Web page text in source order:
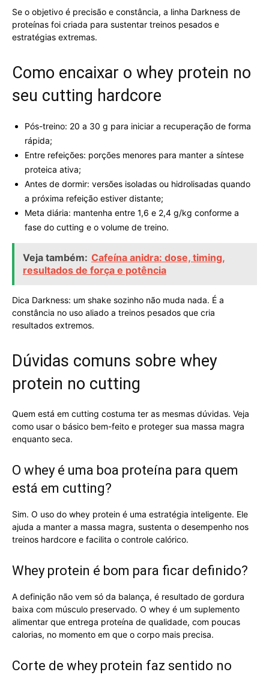
Se o objetivo é precisão e constância, a linha Darkness de
proteínas foi criada para sustentar treinos pesados e
estratégias extremas.
Como encaixar o whey protein no
seu cutting hardcore
Pós-treino: 20 a 30 g para iniciar a recuperação de forma
rápida;
Entre refeições: porções menores para manter a síntese
proteica ativa;
Antes de dormir: versões isoladas ou hidrolisadas quando
a próxima refeição estiver distante;
Meta diária: mantenha entre 1,6 e 2,4 g/kg conforme a
fase do cutting e o volume de treino.
Veja também: Cafeína anidra: dose, timing,
resultados de força e potência
Dica Darkness: um shake sozinho não muda nada. É a
constância no uso aliado a treinos pesados que cria
resultados extremos.
Dúvidas comuns sobre whey
protein no cutting
Quem está em cutting costuma ter as mesmas dúvidas. Veja
como usar o básico bem-feito e proteger sua massa magra
enquanto seca.
O whey é uma boa proteína para quem
está em cutting?
Sim. O uso do whey protein é uma estratégia inteligente. Ele
ajuda a manter a massa magra, sustenta o desempenho nos
treinos hardcore e facilita o controle calórico.
Whey protein é bom para ficar definido?
A definição não vem só da balança, é resultado de gordura
baixa com músculo preservado. O whey é um suplemento
alimentar que entrega proteína de qualidade, com poucas
calorias, no momento em que o corpo mais precisa.
Corte de whey protein faz sentido no